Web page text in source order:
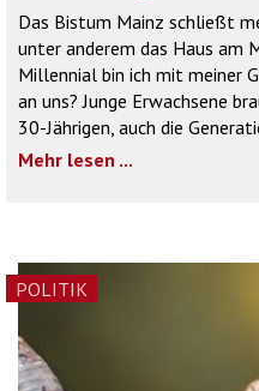
Das Bistum Mainz schließt
unter anderem das Haus am
Millennial bin ich mit meiner
an uns? Junge Erwachsene
30-Jährigen, auch die
Mehr lesen ...
POLITIK